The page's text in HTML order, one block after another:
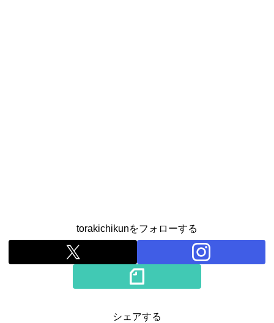
torakichikunをフォローする
シェアする